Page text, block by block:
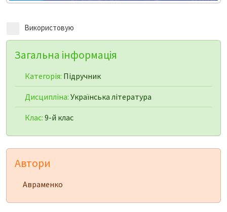
Використовую
Загальна інформація
Категорія: Підручник
Дисципліна: Українська література
Клас: 9-й клас
Автори
Авраменко